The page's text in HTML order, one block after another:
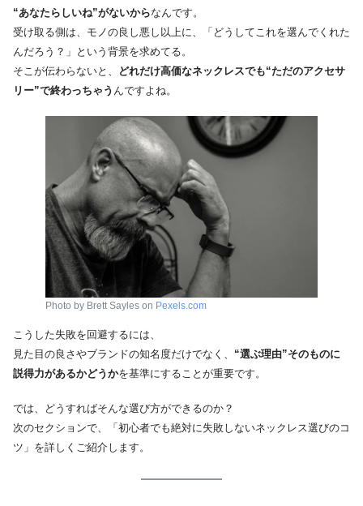
“あなたらしいね”がないからなんです。
受け取る側は、モノの良し悪し以上に、「どうしてこれを選んでくれた
んだろう？」という背景を求めてる。
そこが伝わらないと、
どれだけ高価なネックレスでも“ただのアクセサ
リー”で終わっちゃう んですよね。
Photo by Brett Sayles on Pexels.com
こうした失敗を回避するには、
見た目の良さやブランドの知名度だけでなく、 “選ぶ理由”そのものに
説得力があるかどうかを基準にすることが重要です。
では、どうすればそんな選び方ができるのか？
次のセクションで、「初心者でも絶対に失敗しないネックレス選びのコ
ツ」を詳しくご紹介します。